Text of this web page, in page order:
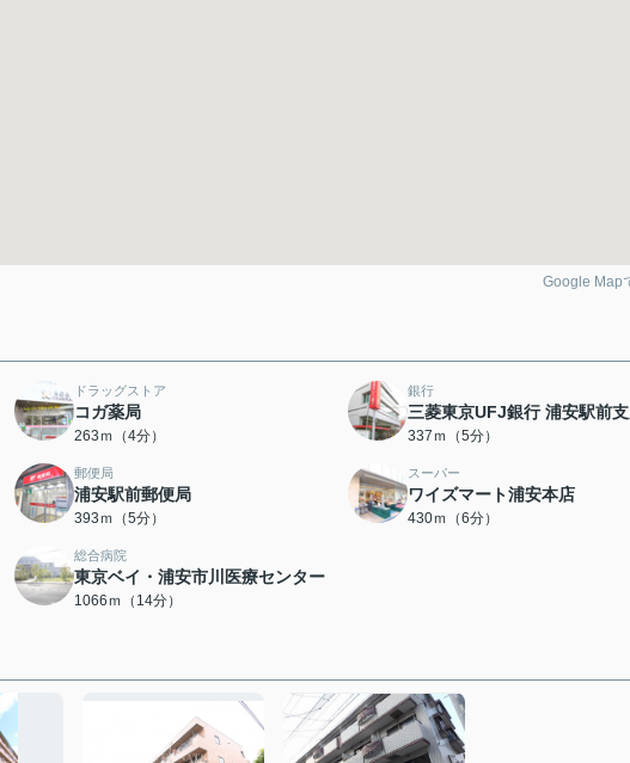
Google Map
ドラッグストア
コガ薬局
263ｍ（4分）
銀行
三菱東京UFJ銀行 浦安駅前
337ｍ（5分）
郵便局
浦安駅前郵便局
393ｍ（5分）
スーパー
ワイズマート浦安本店
430ｍ（6分）
総合病院
東京ベイ・浦安市川医療センター
1066ｍ（14分）